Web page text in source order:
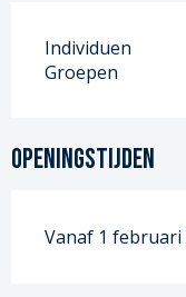
Individuen
Groepen
Openingstijden
Vanaf 1 februari